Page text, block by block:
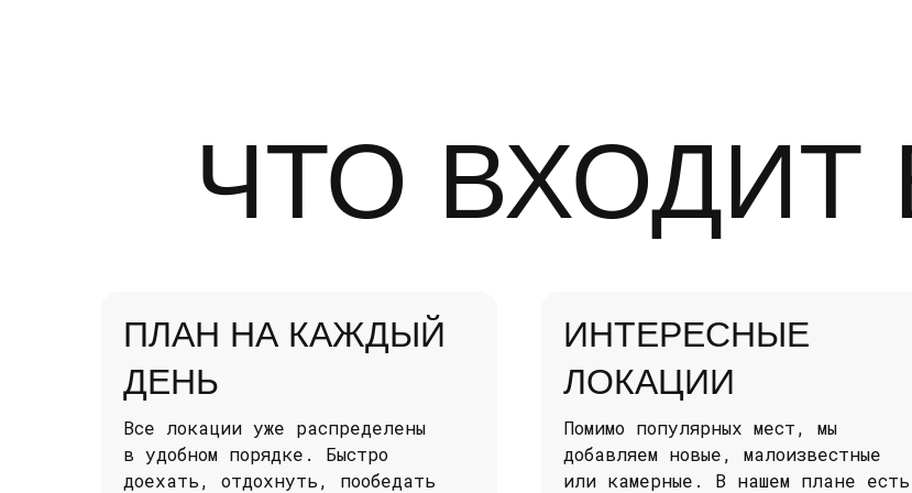
ЧТО ВХОДИТ
ПЛАН НА КАЖДЫЙ
ДЕНЬ
Все локации уже распределены
в удобном порядке. Быстро
доехать, отдохнуть, пообедать
ИНТЕРЕСНЫЕ
ЛОКАЦИИ
Помимо популярных мест, мы
добавляем новые, малоизвестные
или камерные. В нашем плане есть